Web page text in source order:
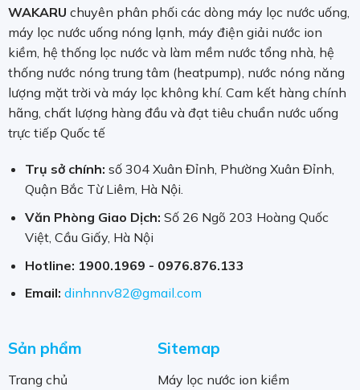
WAKARU chuyên phân phối các dòng máy lọc nước uống,
máy lọc nước uống nóng lạnh, máy điện giải nước ion
kiềm, hệ thống lọc nước và làm mềm nước tổng nhà, hệ
thống nước nóng trung tâm (heatpump), nước nóng năng
lượng mặt trời và máy lọc không khí. Cam kết hàng chính
hãng, chất lượng hàng đầu và đạt tiêu chuẩn nước uống
trực tiếp Quốc tế
Trụ sở chính: số 304 Xuân Đỉnh, Phường Xuân Đỉnh,
Quận Bắc Từ Liêm, Hà Nội.
Văn Phòng Giao Dịch: Số 26 Ngõ 203 Hoàng Quốc
Việt, Cầu Giấy, Hà Nội
Hotline: 1900.1969 - 0976.876.133
Email: dinhnnv82@gmail.com
Sản phẩm
Trang chủ
Sitemap
Máy lọc nước ion kiềm